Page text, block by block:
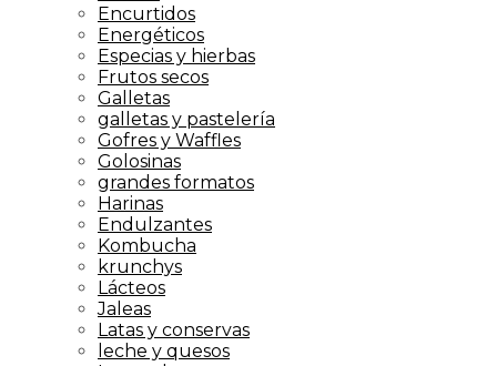
Encurtidos
Energéticos
Especias y hierbas
Frutos secos
Galletas
galletas y pastelería
Gofres y Waffles
Golosinas
grandes formatos
Harinas
Endulzantes
Kombucha
krunchys
Lácteos
Jaleas
Latas y conservas
leche y quesos